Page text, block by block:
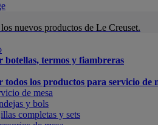
nuevos productos de Le Creuset.
botellas, termos y fiambreras
todos los productos para servicio de
de mesa
y bols
completas y sets